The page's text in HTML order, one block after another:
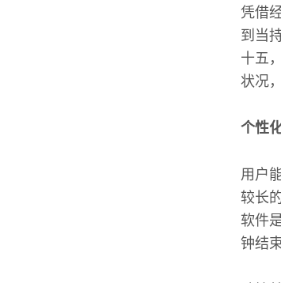
凭借
到当
十五
状况
个性
用户
较长
软件
钟结